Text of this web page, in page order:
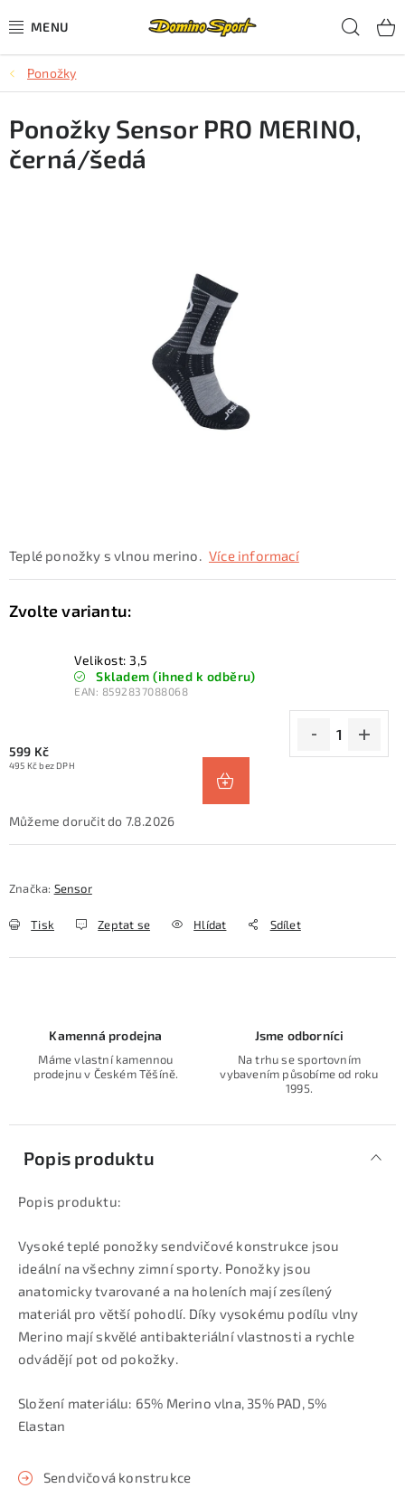
na
CYKLISTIKA
SJEZDOVÉ LYŽOVÁNÍ
SKIALPOVÉ LYŽOVÁNÍ
Ponožky
Teplé ponožky s vlnou merino. Více informací
Velikost: 3,5
Skladem (ihned k odběru)
EAN: 8592837088068
599 Kč
495 Kč bez DPH
7.8.2026
Značka: Sensor
Tisk Zeptat se Hlídat Sdílet
Ponožky Sensor PRO MERINO,
černá/šedá
Kamenná prodejna
Máme vlastní kamennou
prodejnu v Českém Těšíně.
Jsme odborníci
Na trhu se sportovním
vybavením působíme od roku
1995.
Popis produktu
Popis produktu:
Vysoké teplé ponožky sendvičové konstrukce jsou
ideální na všechny zimní sporty. Ponožky jsou
anatomicky tvarované a na holeních mají zesílený
materiál pro větší pohodlí. Díky vysokému podílu vlny
Merino mají skvělé antibakteriální vlastnosti a rychle
odvádějí pot od pokožky.
Složení materiálu: 65% Merino vlna, 35% PAD, 5%
Elastan
Sendvičová konstrukce